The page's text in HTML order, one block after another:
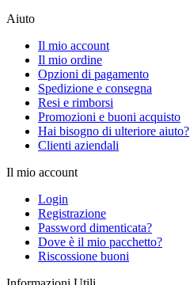
Aiuto
Il mio account
Il mio ordine
Opzioni di pagamento
Spedizione e consegna
Resi e rimborsi
Promozioni e buoni acquisto
Hai bisogno di ulteriore aiuto?
Clienti aziendali
Il mio account
Login
Registrazione
Password dimenticata?
Dove è il mio pacchetto?
Riscossione buoni